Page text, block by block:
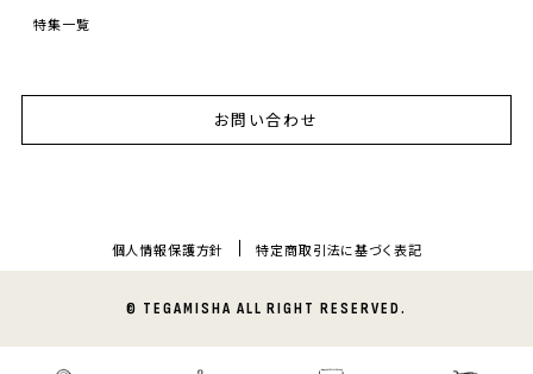
特集一覧
お問い合わせ
個人情報保護方針 特定商取引法に基づく表記
© TEGAMISHA ALL RIGHT RESERVED.